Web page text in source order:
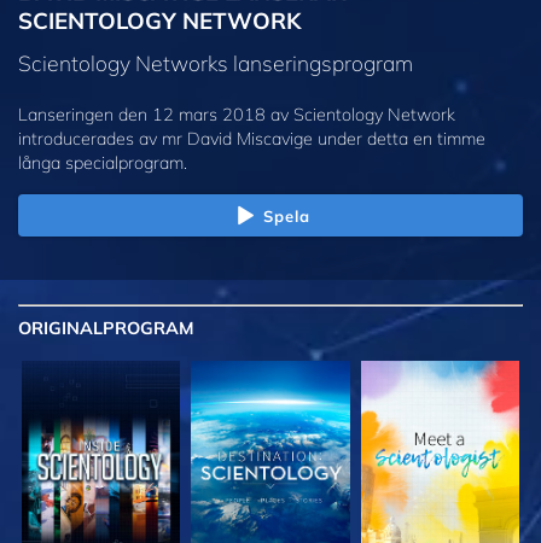
SCIENTOLOGY NETWORK
Scientology Networks lanseringsprogram
Lanseringen den 12 mars 2018 av Scientology Network
introducerades av mr David Miscavige under detta en timme
långa specialprogram.
Spela
ORIGINALPROGRAM